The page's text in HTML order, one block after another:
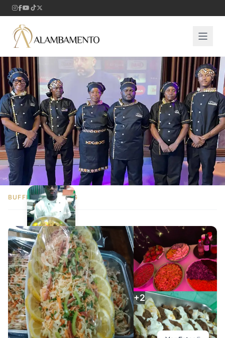
C-23 Gastronomia
Luanda, Viana
BUFFET E CATERING
+2